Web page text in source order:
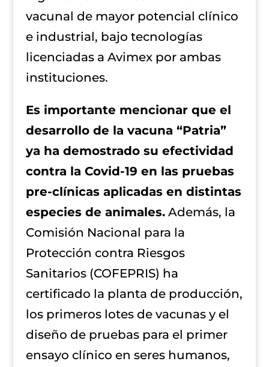
vacunal de mayor potencial clínico
e industrial, bajo tecnologías
licenciadas a Avimex por ambas
instituciones.
Es importante mencionar que el
desarrollo de la vacuna “Patria”
ya ha demostrado su efectividad
contra la Covid-19 en las pruebas
pre-clínicas aplicadas en distintas
especies de animales.Además, la
Comisión Nacional para la
Protección contra Riesgos
Sanitarios (COFEPRIS) ha
certificado la planta de producción,
los primeros lotes de vacunas y el
diseño de pruebas para el primer
ensayo clínico en seres humanos,